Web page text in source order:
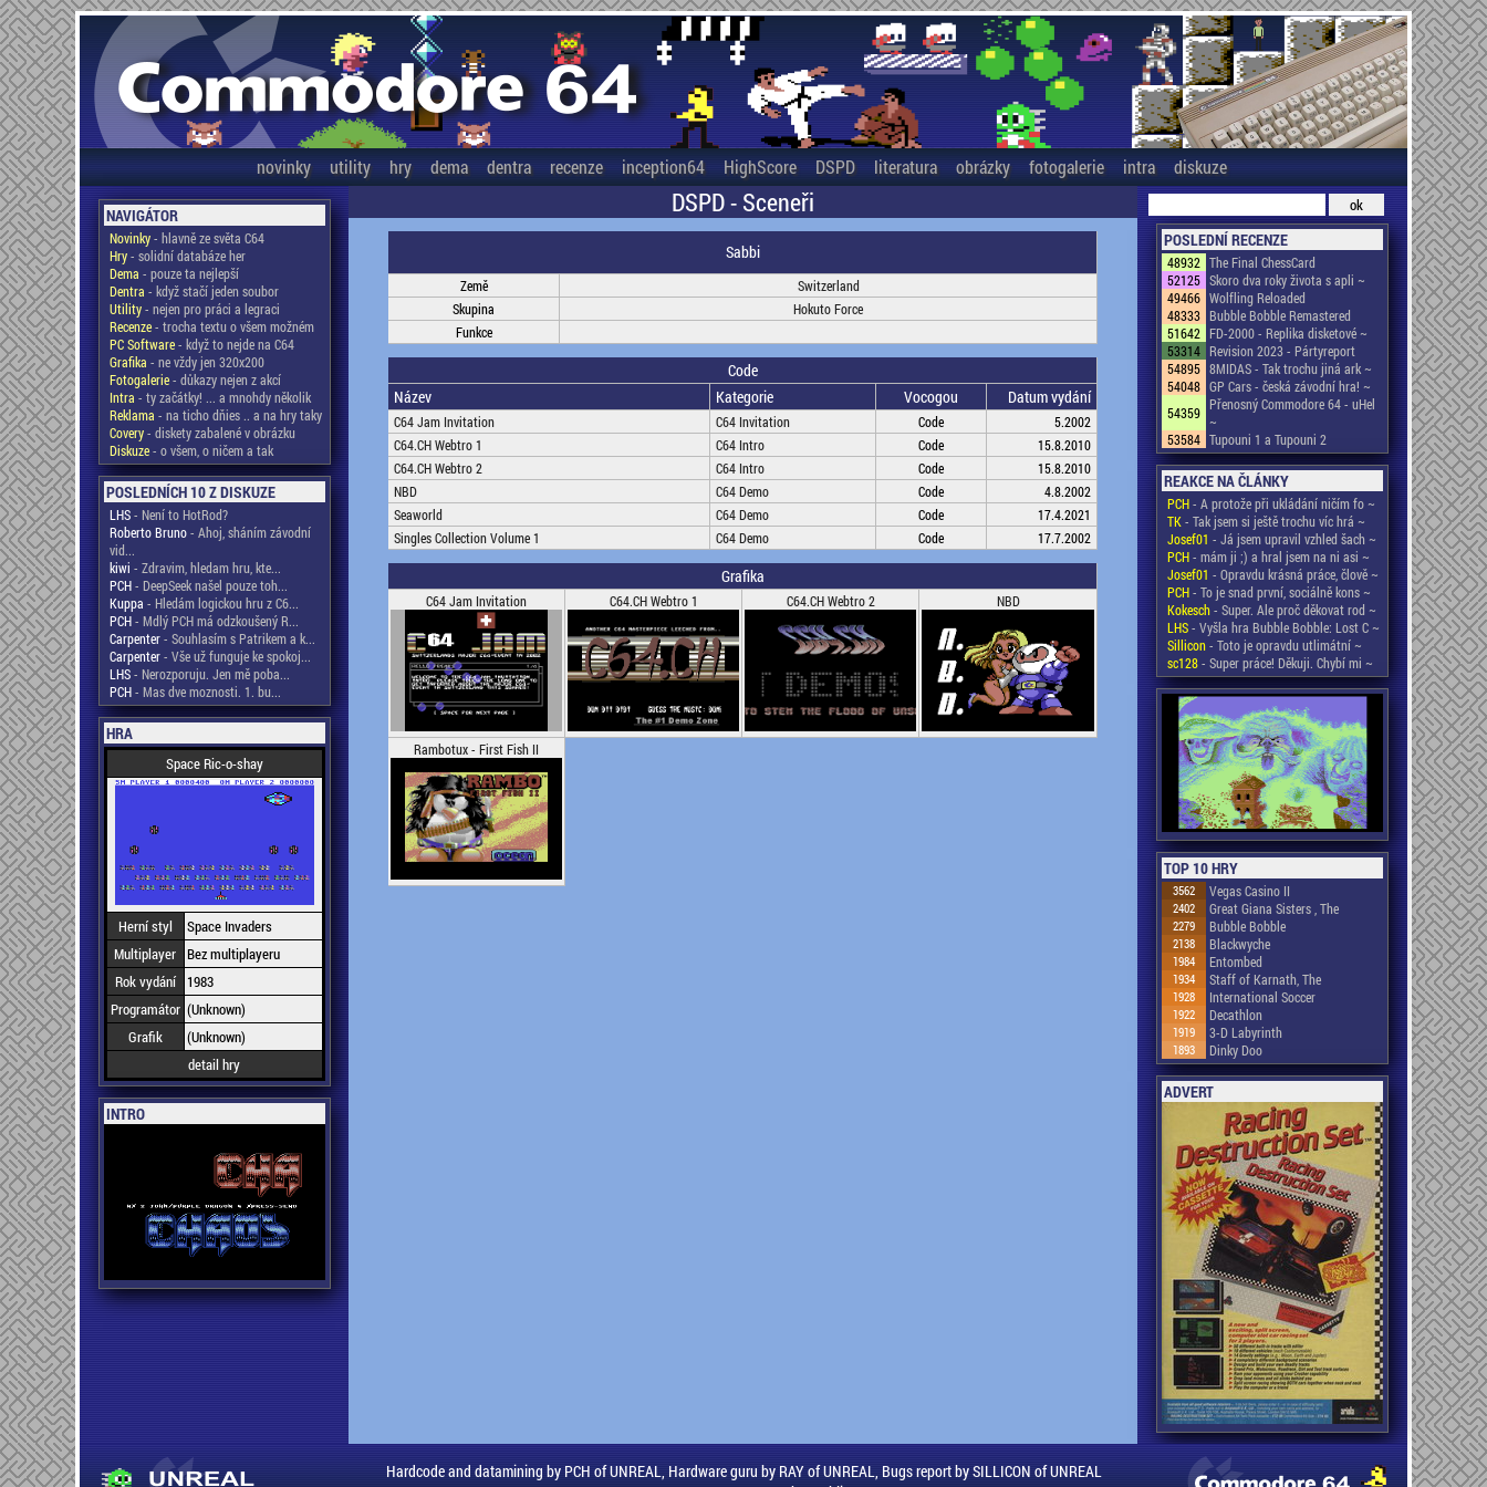
novinky utility hry dema dentra recenze inception64 HighScore DSPD literatura obrázky fotogalerie intra diskuze
NAVIGÁTOR
Novinky- hlavně ze světa C64
Hry- solidní databáze her
Dema - pouze ta nejlepší
Dentra - když stačí jeden soubor
Utility- nejen pro práci a legraci
Recenze- trocha textu o všem možném
PC Software- když to nejde na C64
Grafika - ne vždy jen 320x200
Fotogalerie- důkazy nejen z akcí
Intra - ty začátky! ... a mnohdy několik
Reklama - na ticho dňies .. a na hry taky
Covery- diskety zabalené v obrázku
Diskuze- o všem, o ničem a tak
POSLEDNÍCH 10 Z DISKUZE
LHS- Není to HotRod?
Roberto Bruno- Ahoj, sháním závodní
vid...
kiwi - Zdravim, hledam hru, kte...
PCH- DeepSeek našel pouze toh...
Kuppa - Hledám logickou hru z C6...
PCH- Mdlý PCH má odzkoušený R...
Carpenter- Souhlasím s Patrikem a k...
Carpenter- Vše už funguje ke spokoj...
LHS- Nerozporuju. Jen mě poba...
PCH- Mas dve moznosti. 1. bu...
HRA
Space Ric-o-shay
Herní styl
Space Invaders
Multiplayer Bez multiplayeru
Rok vydání
1983
Programátor (Unknown)
Grafik
(Unknown)
detail hry
INTRO
DSPD - Sceneři
Sabbi
Země
Switzerland
Skupina
Hokuto Force
Funkce
Code
Název
Kategorie Vocogou Datum vydání
C64 Jam Invitation C64 Invitation Code
5.2002
C64.CH Webtro 1
C64 Intro Code
15.8.2010
C64.CH Webtro 2
C64 Intro Code
15.8.2010
NBD
C64 Demo Code
4.8.2002
Seaworld
C64 Demo Code
17.4.2021
Singles Collection Volume 1
C64 Demo Code 17.7.2002
Grafika
C64 Jam Invitation C64.CH Webtro 1 C64.CH Webtro 2 NBD
Rambotux - First Fish II
POSLEDNÍ RECENZE
48932 The Final ChessCard
52125 Skoro dva roky života s apli ~
49466 Wolfling Reloaded
48333 Bubble Bobble Remastered
51642 FD-2000 - Replika disketové ~
53314 Revision 2023 - Pártyreport
54895 8MIDAS - Tak trochu jiná ark ~
54048 GP Cars - česká závodní hra! ~
54359 Přenosný Commodore 64 - uHel
~
53584 Tupouni 1 a Tupouni 2
REAKCE NA ČLÁNKY
PCH- A protože při ukládání ničím fo ~
TK- Tak jsem si ještě trochu víc hrá ~
Josef01 - Já jsem upravil vzhled šach ~
PCH- mám ji ;) a hral jsem na ni asi ~
Josef01 - Opravdu krásná práce, člově ~
PCH- To je snad první, sociálně kons ~
Kokesch- Super. Ale proč děkovat rod ~
LHS- Vyšla hra Bubble Bobble: Lost C ~
Sillicon- Toto je opravdu utlimátní ~
sc128- Super práce! Děkuji. Chybí mi ~
TOP 10 HRY
3562 Vegas Casino II
2402 Great Giana Sisters , The
2279 Bubble Bobble
2138 Blackwyche
1984 Entombed
1934 Staff of Karnath, The
1928 International Soccer
1922 Decathlon
1919 3-D Labyrinth
1893 Dinky Doo
ADVERT
Hardcode and datamining by PCH of UNREAL, Hardware guru by RAY of UNREAL, Bugs report by SILLICON of UNREAL